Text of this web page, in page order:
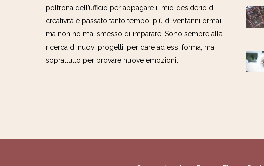
poltrona dell’ufficio per appagare il mio desiderio di
creatività è passato tanto tempo, più di vent’anni ormai…
ma non ho mai smesso di imparare. Sono sempre alla
ricerca di nuovi progetti, per dare ad essi forma, ma
soprattutto per provare nuove emozioni.